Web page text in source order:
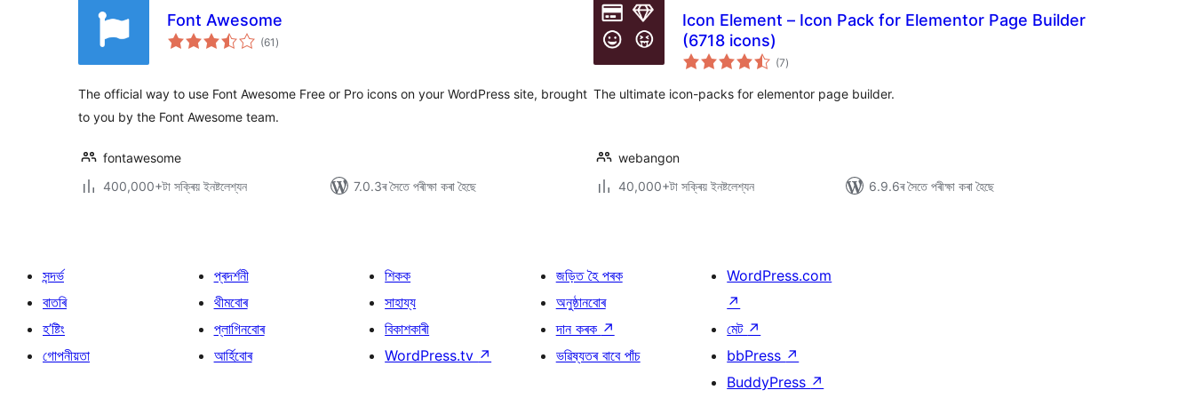
Font Awesome
(61 টা
মুঠ)
The official way to use Font Awesome Free or Pro icons on your WordPress site, brought
to you by the Font Awesome team.
fontawesome
400,000+টা সক্ৰিয় ইনষ্টলেশ্যন
7.0.3ৰ সৈতে পৰীক্ষা কৰা হৈছে
Icon Element – Icon Pack for Elementor Page Builder
(6718 icons)
(7টা
মুঠ)
The ultimate icon-packs for elementor page builder.
webangon
40,000+টা সক্ৰিয় ইনষ্টলেশ্যন
6.9.6ৰ সৈতে পৰীক্ষা কৰা হৈছে
সন্দৰ্ভ
বাতৰি
হ’ষ্টিং
গোপনীয়তা
প্ৰদৰ্শনী
থীমবোৰ
প্লাগিনবোৰ
আৰ্হিবোৰ
শিকক
সাহায্য
বিকাশকাৰী
WordPress.tv ↗
জড়িত হৈ পৰক
অনুষ্ঠানবোৰ
দান কৰক ↗
ভৱিষ্যতৰ বাবে পাঁচ
WordPress.com
↗
মেট ↗
bbPress ↗
BuddyPress ↗